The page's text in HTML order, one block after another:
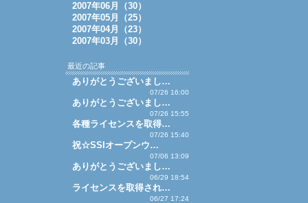
2007年06月（30）
2007年05月（25）
2007年04月（23）
2007年03月（30）
最近の記事
ありがとうございまし…
07/26 16:00
ありがとうございまし…
07/26 15:55
各種ライセンスを取得…
07/26 15:40
祝☆SSIオープンウ…
07/06 13:09
ありがとうございまし…
06/29 18:54
ライセンスを取得され…
06/27 17:24